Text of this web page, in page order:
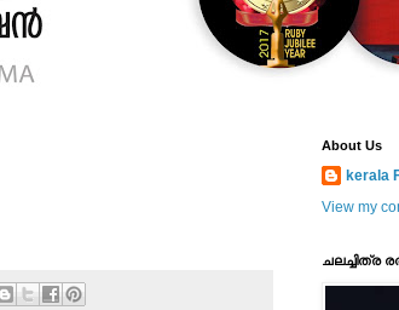
About Us
kerala
View my
ചലച്ചിത്ര